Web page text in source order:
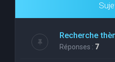
Recherche
Réponses : 7